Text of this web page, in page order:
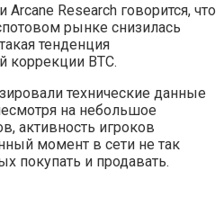
Research говорится, что
рынке снизилась
тенденция
коррекции BTC.
технические данные
на небольшое
активность игроков
момент в сети не так
покупать и продавать.